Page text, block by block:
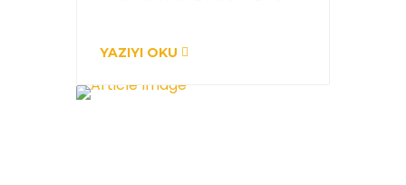
YAZIYI OKU